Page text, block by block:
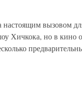
вызовом
Хичкока, но в